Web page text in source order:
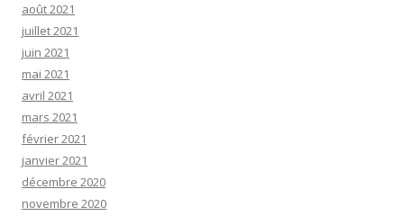
août 2021
juillet 2021
juin 2021
mai 2021
avril 2021
mars 2021
février 2021
janvier 2021
décembre 2020
novembre 2020